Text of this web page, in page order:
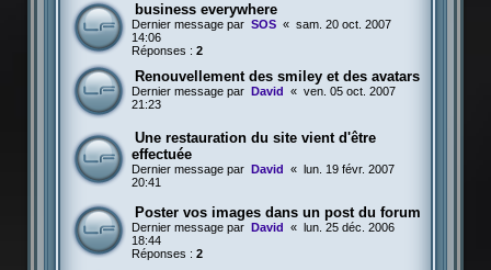
business everywhere
Dernier message par SOS « sam. 20 oct. 2007
14:06
Réponses : 2
Renouvellement des smiley et des avatars
Dernier message par David « ven. 05 oct. 2007
21:23
Une restauration du site vient d'être
effectuée
Dernier message par David «
lun. 19 févr. 2007
20:41
Poster vos images dans un post du forum
Dernier message par David «
lun. 25 déc. 2006
18:44
Réponses : 2